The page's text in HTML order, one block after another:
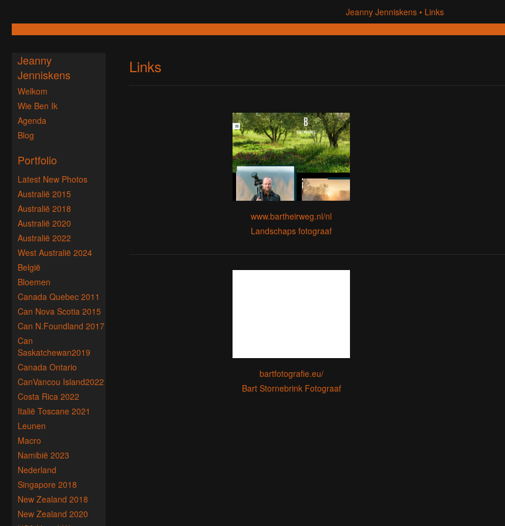
Jeanny Jenniskens Links
Links
www.bartheirweg.nl/nl
Landschaps fotograaf
bartfotografie.eu/
Bart Stornebrink Fotograaf
Jeanny
Jenniskens
Welkom
Wie Ben Ik
Agenda
Blog
Portfolio
Latest New Photos
Australië 2015
Australië 2018
Australië 2020
Australië 2022
West Australië 2024
België
Bloemen
Canada Quebec 2011
Can Nova Scotia 2015
Can N.Foundland 2017
Can
Saskatchewan2019
Canada Ontario
CanVancou Island2022
Costa Rica 2022
Italië Toscane 2021
Leunen
Macro
Namibië 2023
Nederland
Singapore 2018
New Zealand 2018
New Zealand 2020